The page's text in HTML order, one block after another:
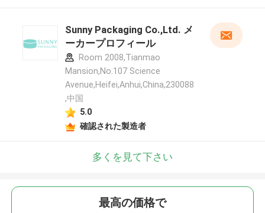
Sunny Packaging Co.,Ltd. メ
ーカープロフィール
Room 2008,Tianmao
Mansion,No.107 Science
Avenue,Heifei,Anhui,China,230088
,中国
5.0
確認された製造者
多くを見て下さい
最高の価格で